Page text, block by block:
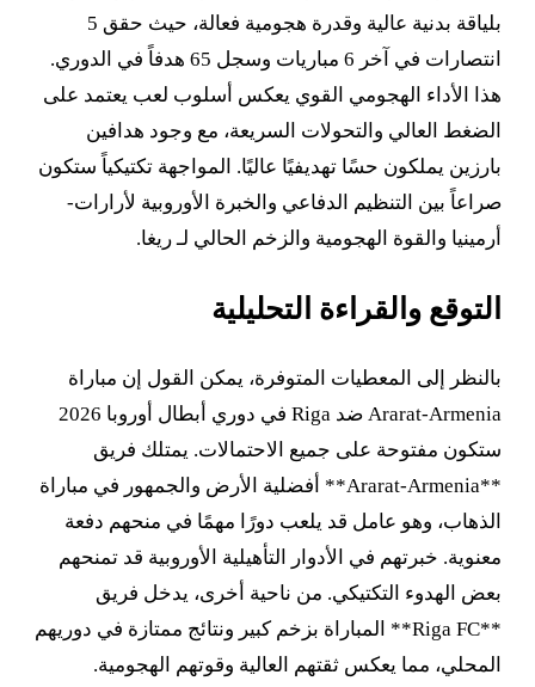
بلياقة بدنية عالية وقدرة هجومية فعالة، حيث حقق 5
انتصارات في آخر 6 مباريات وسجل 65 هدفاً في الدوري.
هذا الأداء الهجومي القوي يعكس أسلوب لعب يعتمد على
الضغط العالي والتحولات السريعة، مع وجود هدافين
بارزين يملكون حسًا تهديفيًا عاليًا. المواجهة تكتيكياً ستكون
صراعاً بين التنظيم الدفاعي والخبرة الأوروبية لأرارات-
أرمينيا والقوة الهجومية والزخم الحالي لـ ريغا.
التوقع والقراءة التحليلية
بالنظر إلى المعطيات المتوفرة، يمكن القول إن مباراة
Ararat-Armenia ضد Riga في دوري أبطال أوروبا 2026
ستكون مفتوحة على جميع الاحتمالات. يمتلك فريق
**Ararat-Armenia** أفضلية الأرض والجمهور في مباراة
الذهاب، وهو عامل قد يلعب دورًا مهمًا في منحهم دفعة
معنوية. خبرتهم في الأدوار التأهيلية الأوروبية قد تمنحهم
بعض الهدوء التكتيكي. من ناحية أخرى، يدخل فريق
**Riga FC** المباراة بزخم كبير ونتائج ممتازة في دوريهم
المحلي، مما يعكس ثقتهم العالية وقوتهم الهجومية.